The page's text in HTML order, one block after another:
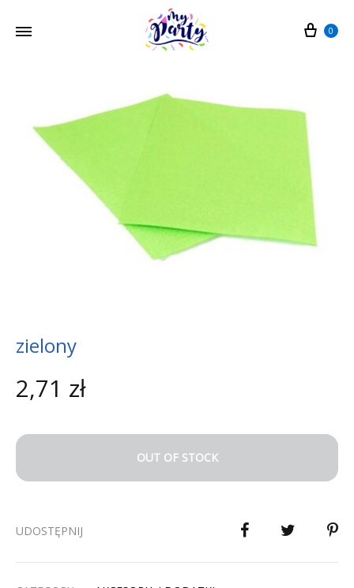
Cart
0
zielony
2,71 zł
OUT OF STOCK
UDOSTĘPNIJ